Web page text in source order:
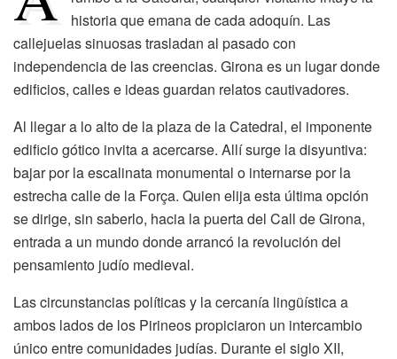
historia que emana de cada adoquín. Las
callejuelas sinuosas trasladan al pasado con
independencia de las creencias. Girona es un lugar donde
edificios, calles e ideas guardan relatos cautivadores.
Al llegar a lo alto de la plaza de la Catedral, el imponente
edificio gótico invita a acercarse. Allí surge la disyuntiva:
bajar por la escalinata monumental o internarse por la
estrecha calle de la Força. Quien elija esta última opción
se dirige, sin saberlo, hacia la puerta del Call de Girona,
entrada a un mundo donde arrancó la revolución del
pensamiento judío medieval.
Las circunstancias políticas y la cercanía lingüística a
ambos lados de los Pirineos propiciaron un intercambio
único entre comunidades judías. Durante el siglo XII,